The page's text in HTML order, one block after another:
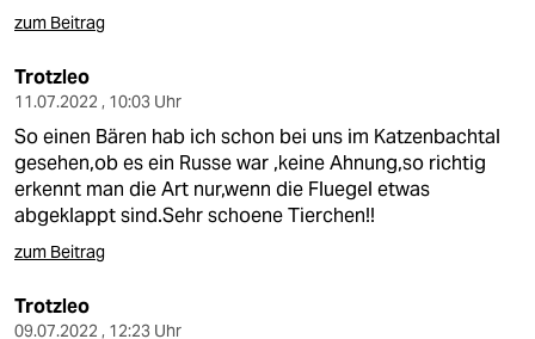
zum Beitrag
Trotzleo
11.07.2022 , 10:03 Uhr
So einen Bären hab ich schon bei uns im Katzenbachtal
gesehen,ob es ein Russe war ,keine Ahnung,so richtig
erkennt man die Art nur,wenn die Fluegel etwas
abgeklappt sind.Sehr schoene Tierchen!!
zum Beitrag
Trotzleo
09.07.2022 , 12:23 Uhr